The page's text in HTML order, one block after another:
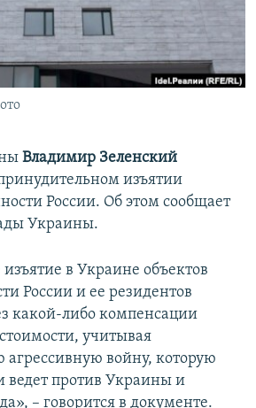
КРЫМА
Владимир Зеленский
изъятии
России. Об этом сообщает
Украины.
в Украине объектов
России и ее резидентов
какой-либо компенсации
учитывая
войну, которую
ведет против Украины и
– говорится в документе.